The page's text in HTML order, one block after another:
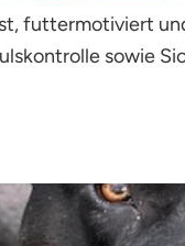
futtermotiviert
sowie